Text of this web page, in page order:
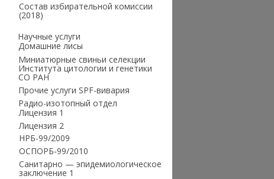
Состав избирательной комиссии
(2018)
Научные услуги
Домашние лисы
Миниатюрные свиньи селекции
Института цитологии и генетики
СО РАН
Прочие услуги SPF-вивария
Радио-изотопный отдел
Лицензия 1
Лицензия 2
НРБ-99/2009
ОСПОРБ-99/2010
Санитарно — эпидемиологическое
заключение 1